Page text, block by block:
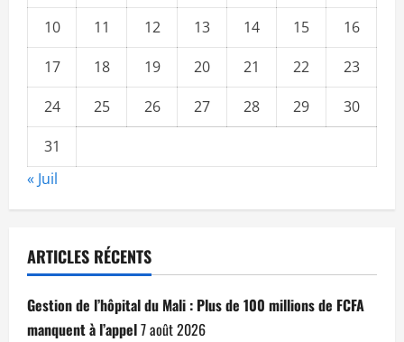
10
11 12 13 14 15
16
17
18 19 20 21 22
23
24
25 26 27 28 29
30
31
« Juil
ARTICLES RÉCENTS
Gestion de l’hôpital du Mali : Plus de 100 millions de FCFA
manquent à l’appel7 août 2026